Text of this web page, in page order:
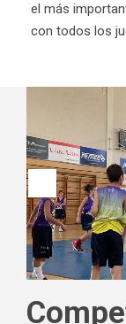
el más
con todos los